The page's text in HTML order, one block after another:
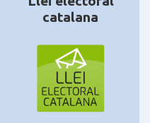
catalana